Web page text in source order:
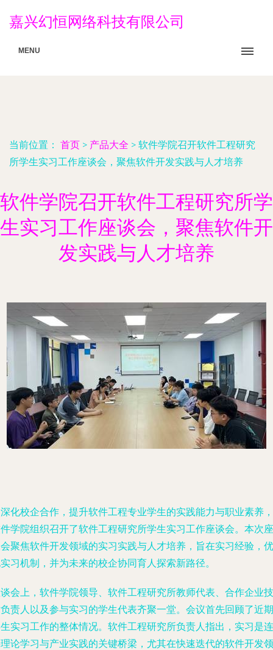
嘉兴幻恒网络科技有限公司
MENU
当前位置： 首页 > 产品大全 > 软件学院召开软件工程研究
所学生实习工作座谈会，聚焦软件开发实践与人才培养
软件学院召开软件工程研究所学
生实习工作座谈会，聚焦软件开
发实践与人才培养
化校企合作，提升软件工程专业学生的实践能力与职业素养，
学院组织召开了软件工程研究所学生实习工作座谈会。本次座
聚焦软件开发领域的实习实践与人才培养，旨在实习经验，优
习机制，并为未来的校企协同育人探索新路径。
会上，软件学院领导、软件工程研究所教师代表、合作企业技
责人以及参与实习的学生代表齐聚一堂。会议首先回顾了近期
实习工作的整体情况。软件工程研究所负责人指出，实习是连
论学习与产业实践的关键桥梁，尤其在快速迭代的软件开发领